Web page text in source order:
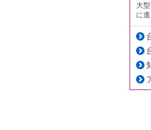
大
に